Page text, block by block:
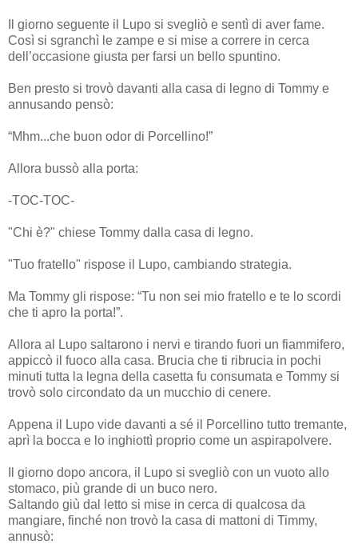
Il giorno seguente il Lupo si svegliò e sentì di aver fame.
Così si sgranchì le zampe e si mise a correre in cerca
dell’occasione giusta per farsi un bello spuntino.
Ben presto si trovò davanti alla casa di legno di Tommy e
annusando pensò:
“Mhm...che buon odor di Porcellino!”
Allora bussò alla porta:
-TOC-TOC-
"Chi è?" chiese Tommy dalla casa di legno.
"Tuo fratello" rispose il Lupo, cambiando strategia.
Ma Tommy gli rispose: “Tu non sei mio fratello e te lo scordi
che ti apro la porta!”.
Allora al Lupo saltarono i nervi e tirando fuori un fiammifero,
appiccò il fuoco alla casa. Brucia che ti ribrucia in pochi
minuti tutta la legna della casetta fu consumata e Tommy si
trovò solo circondato da un mucchio di cenere.
Appena il Lupo vide davanti a sé il Porcellino tutto tremante,
aprì la bocca e lo inghiottì proprio come un aspirapolvere.
Il giorno dopo ancora, il Lupo si svegliò con un vuoto allo
stomaco, più grande di un buco nero.
Saltando giù dal letto si mise in cerca di qualcosa da
mangiare, finché non trovò la casa di mattoni di Timmy,
annusò: